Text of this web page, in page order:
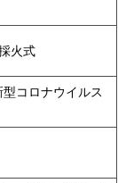
火式
コロナウイルス